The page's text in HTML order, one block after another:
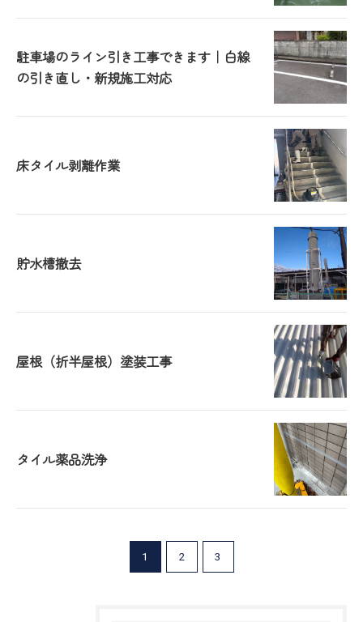
駐車場のライン引き工事できます｜白線
の引き直し・新規施工対応
床タイル剥離作業
貯水槽撤去
屋根（折半屋根）塗装工事
タイル薬品洗浄
1 2 3